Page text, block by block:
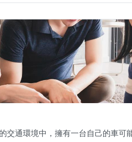
交通環境中，擁有一台自己的車